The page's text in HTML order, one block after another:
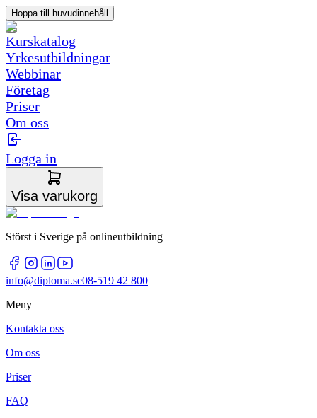
Hoppa till huvudinnehåll
Kurskatalog
Yrkesutbildningar
Webbinar
Företag
Priser
Om oss
Logga in
Visa varukorg
Störst i Sverige på onlineutbildning
info@diploma.se08-519 42 800
Meny
Kontakta oss
Om oss
Priser
FAQ